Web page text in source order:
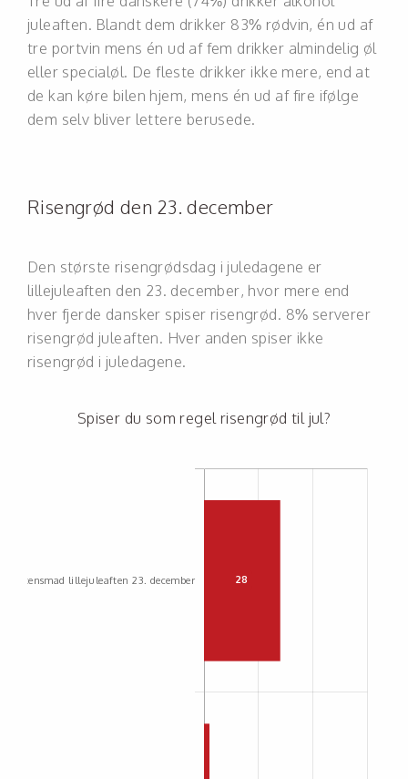
juleaften. Blandt dem drikker 83% rødvin, én ud af
tre portvin mens én ud af fem drikker almindelig øl
eller specialøl. De fleste drikker ikke mere, end at
de kan køre bilen hjem, mens én ud af fire ifølge
dem selv bliver lettere berusede.
Risengrød den 23. december
Den største risengrødsdag i juledagene er
lillejuleaften den 23. december, hvor mere end
hver fjerde dansker spiser risengrød. 8% serverer
risengrød juleaften. Hver anden spiser ikke
risengrød i juledagene.
Spiser du som regel risengrød til jul?